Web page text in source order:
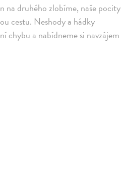
na druhého zlobíme, naše pocity
cestu. Neshody a hádky
chybu a nabídneme si navzájem